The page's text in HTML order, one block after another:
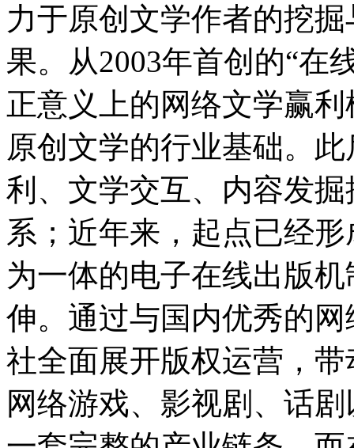
力于原创文学作者的挖
果。从2003年首创的“在
正意义上的网络文学赢
原创文学的行业基础。
利、文学交互、内容发
系；近年来，起点已经
为一体的电子在线出版
伸。通过与国内优秀的
社全面展开版权运营，
网络游戏、影视剧、话